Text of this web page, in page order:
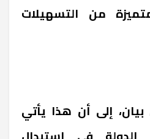
من التسهيلات
إلى أن هذا يأتي